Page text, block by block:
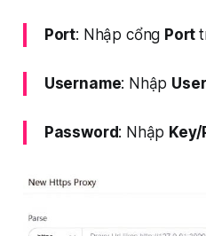
Port: Nhập cổng Port
Username: Nhập
Password: Nhập